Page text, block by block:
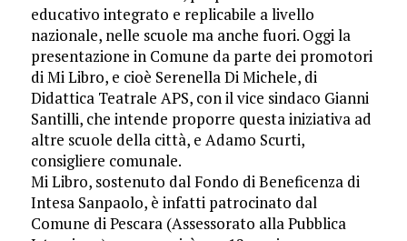
educativo integrato e replicabile a livello
nazionale, nelle scuole ma anche fuori. Oggi la
presentazione in Comune da parte dei promotori
di Mi Libro, e cioè Serenella Di Michele, di
Didattica Teatrale APS, con il vice sindaco Gianni
Santilli, che intende proporre questa iniziativa ad
altre scuole della città, e Adamo Scurti,
consigliere comunale.
Mi Libro, sostenuto dal Fondo di Beneficenza di
Intesa Sanpaolo, è infatti patrocinato dal
Comune di Pescara (Assessorato alla Pubblica